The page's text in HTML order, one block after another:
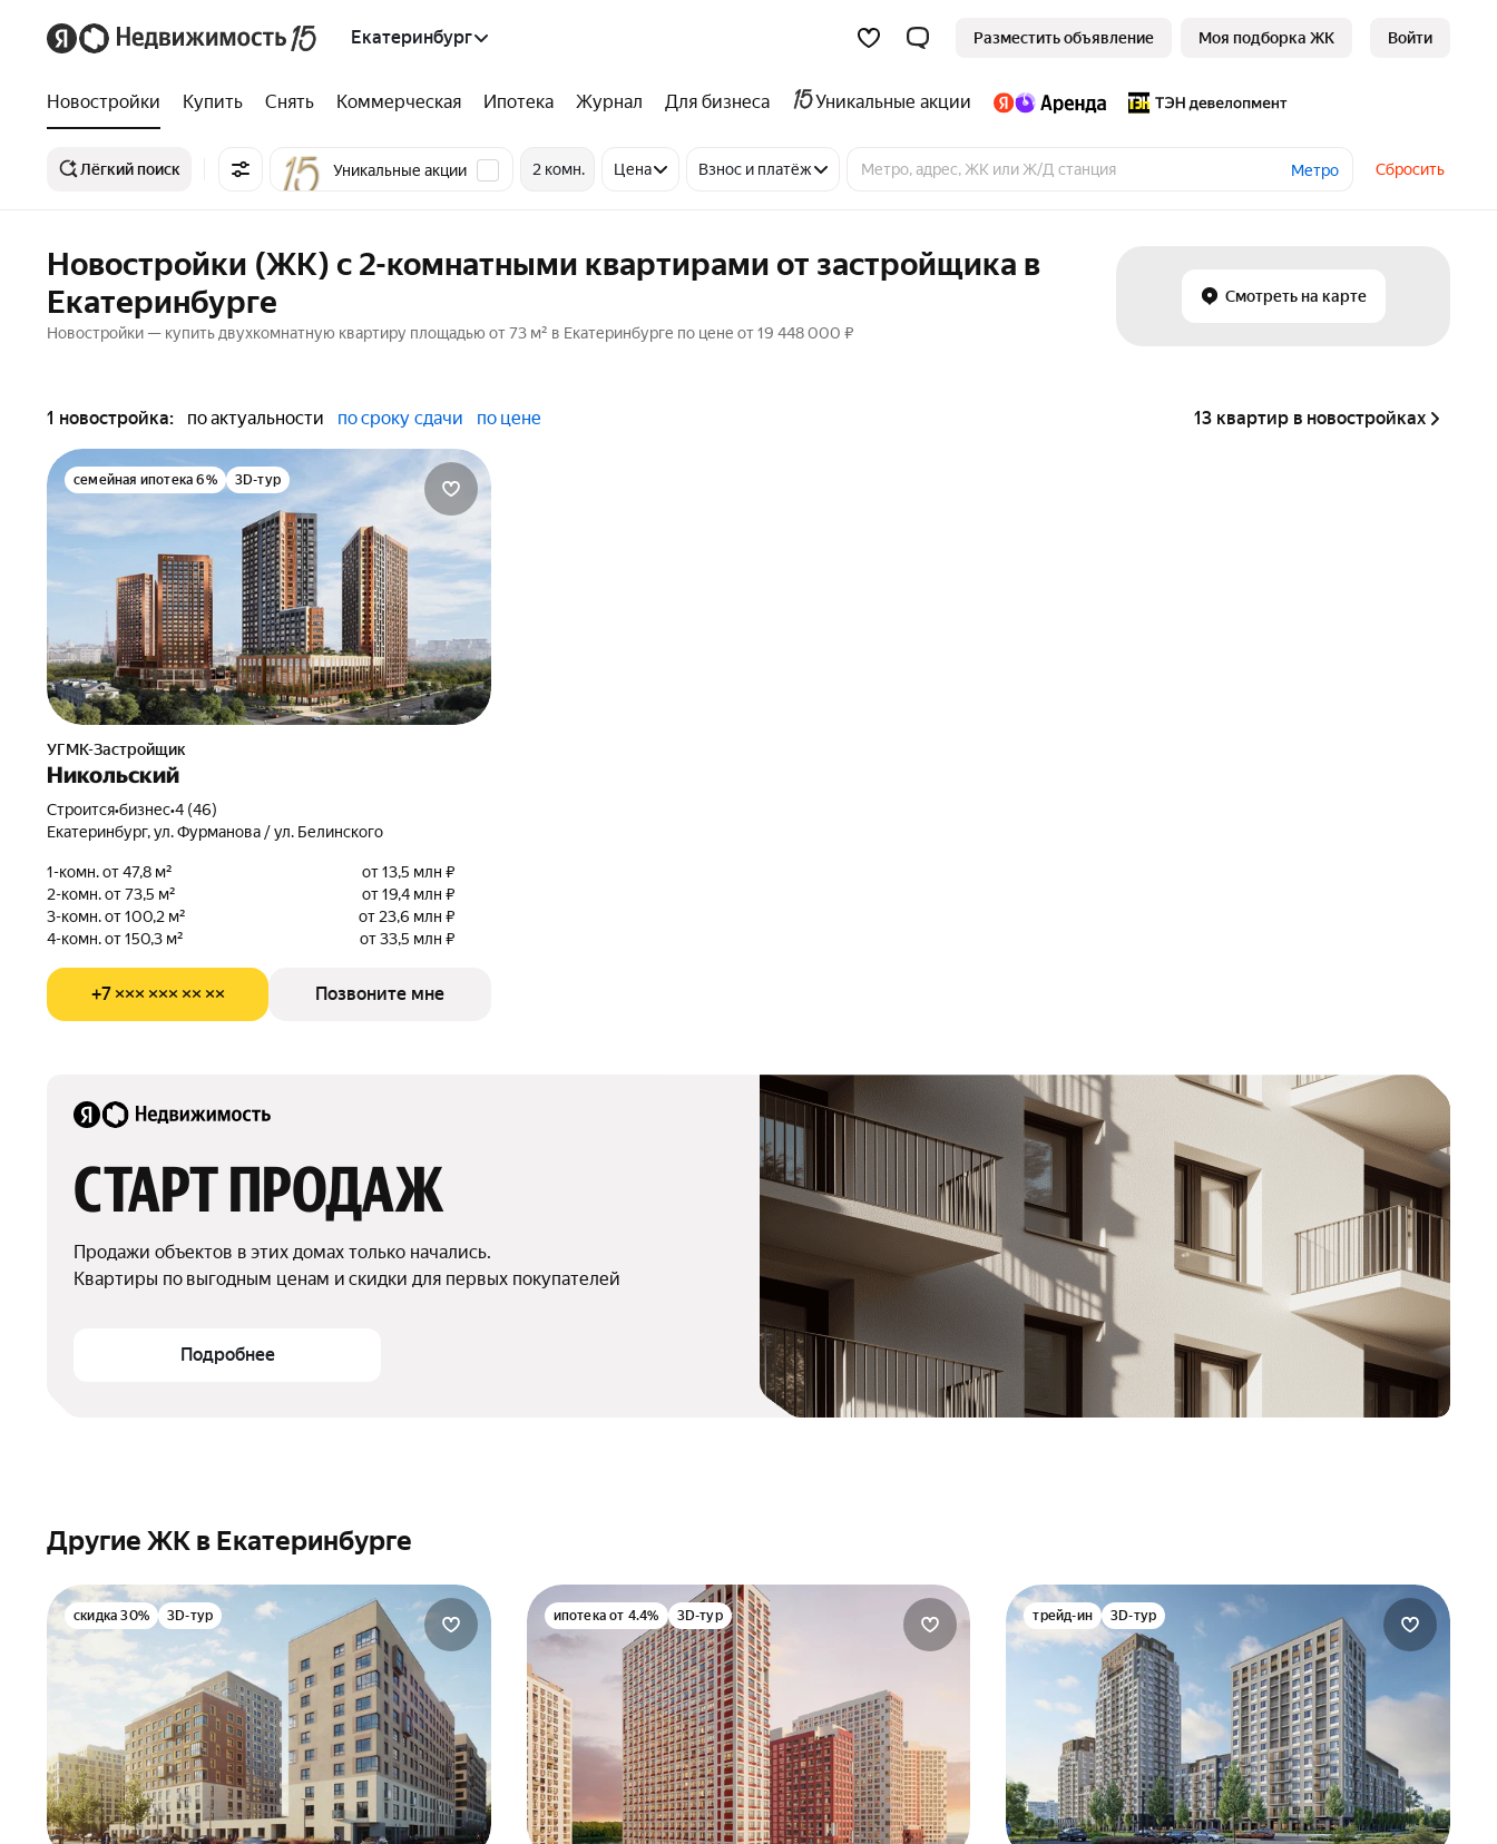
Екатеринбург Разместить объявление Моя подборка ЖК Войти
Новостройки Купить Снять Коммерческая Ипотека Журнал Для бизнеса Уникальные акции
Лёгкий поиск Уникальные акции 2 комн. Цена Взнос и платёж Метро Сбросить
Новостройки (ЖК) с 2-комнатными квартирами от застройщика в
Екатеринбурге
Новостройки — купить двухкомнатную квартиру площадью от 73 м² в Екатеринбурге по цене от 19 448 000 ₽
Смотреть на карте
1 новостройка: по актуальности по сроку сдачи по цене 13 квартир в новостройках
семейная ипотека 6% 3D-тур
УГМК-Застройщик
Никольский
Строится•бизнес•4 (46)
Екатеринбург, ул. Фурманова / ул. Белинского
1-комн. от 47,8 м²
от 13,5 млн ₽
2-комн. от 73,5 м²
от 19,4 млн ₽
3-комн. от 100,2 м²
от 23,6 млн ₽
4-комн. от 150,3 м²
от 33,5 млн ₽
+7 ××× ××× ×× ×× Позвоните мне
СТАРТ ПРОДАЖ
Продажи объектов в этих домах только начались.
Квартиры по выгодным ценам и скидки для первых покупателей
Подробнее
Другие ЖК в Екатеринбурге
скидка 30% 3D-тур ипотека от 4.4% 3D-тур трейд-ин 3D-тур